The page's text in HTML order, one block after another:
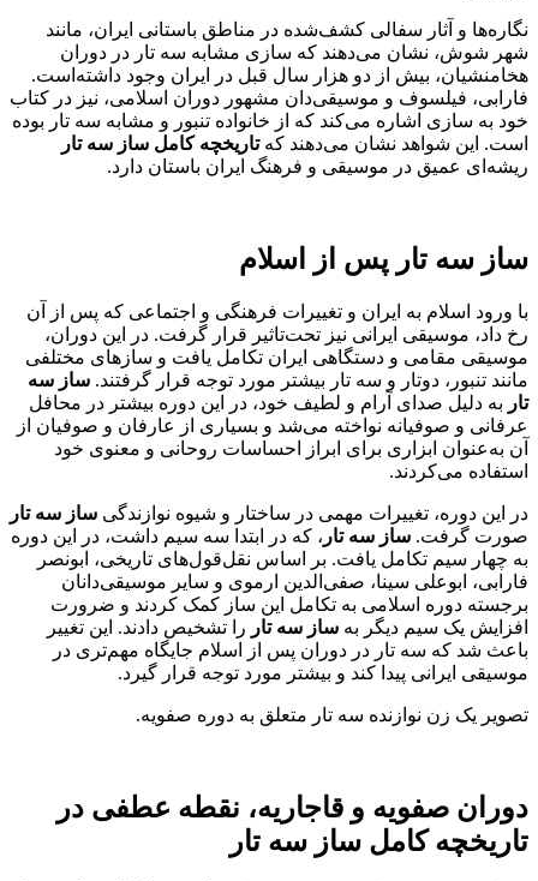
نگاره‌ها و آثار سفالی کشف‌شده در مناطق باستانی ایران، مانند
شهر شوش، نشان می‌دهند که سازی مشابه سه تار در دوران
هخامنشیان، بیش از دو هزار سال قبل در ایران وجود داشته‌است.
فارابی، فیلسوف و موسیقی‌دان مشهور دوران اسلامی، نیز در کتاب
خود به سازی اشاره می‌کند که از خانواده تنبور و مشابه سه تار بوده
است. این شواهد نشان می‌دهند کهتاریخچه کامل ساز سه تار
ریشه‌ای عمیق در موسیقی و فرهنگ ایران باستان دارد.
ساز سه تار پس از اسلام
با ورود اسلام به ایران و تغییرات فرهنگی و اجتماعی که پس از آن
رخ داد، موسیقی ایرانی نیز تحت‌تاثیر قرار گرفت. در این دوران،
موسیقی مقامی و دستگاهی ایران تکامل یافت و سازهای مختلفی
مانند تنبور، دوتار و سه تار بیشتر مورد توجه قرار گرفتند. ساز سه
تار به دلیل صدای آرام و لطیف خود، در این دوره بیشتر در محافل
عرفانی و صوفیانه نواخته می‌شد و بسیاری از عارفان و صوفیان از
آن به‌عنوان ابزاری برای ابراز احساسات روحانی و معنوی خود
استفاده می‌کردند.
در این دوره، تغییرات مهمی در ساختار و شیوه نوازندگی ساز سه تار
صورت گرفت. ساز سه تار ، که در ابتدا سه سیم داشت، در این دوره
به چهار سیم تکامل یافت. بر اساس نقل‌قول‌های تاریخی، ابونصر
فارابی، ابوعلی سینا، صفی‌الدین ارموی و سایر موسیقی‌دانان
برجسته دوره اسلامی به تکامل این ساز کمک کردند و ضرورت
افزایش یک سیم دیگر به ساز سه تار را تشخیص دادند. این تغییر
باعث شد که سه تار در دوران پس از اسلام جایگاه مهم‌تری در
موسیقی ایرانی پیدا کند و بیشتر مورد توجه قرار گیرد.
تصویر یک زن نوازنده سه تار متعلق به دوره صفویه.
دوران صفویه و قاجاریه، نقطه عطفی در
تاریخچه کامل ساز سه تار